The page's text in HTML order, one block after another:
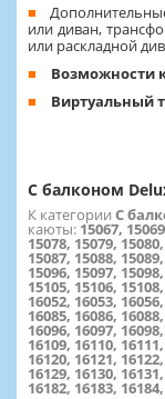
или диван,
или раскладной
Возможности
Виртуальный
С балконом
К категории С
каюты: 15067,
15078, 15079,
15087, 15088,
15096, 15097,
15105, 15106,
16052, 16053,
16085, 16086,
16096, 16097,
16109, 16110,
16120, 16121,
16129, 16130,
16182, 16183,